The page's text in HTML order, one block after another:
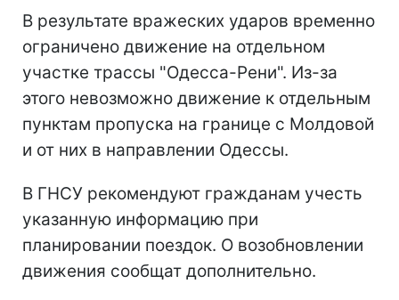
В результате вражеских ударов временно
ограничено движение на отдельном
участке трассы "Одесса-Рени". Из-за
этого невозможно движение к отдельным
пунктам пропуска на границе с Молдовой
и от них в направлении Одессы.
В ГНСУ рекомендуют гражданам учесть
указанную информацию при
планировании поездок. О возобновлении
движения сообщат дополнительно.